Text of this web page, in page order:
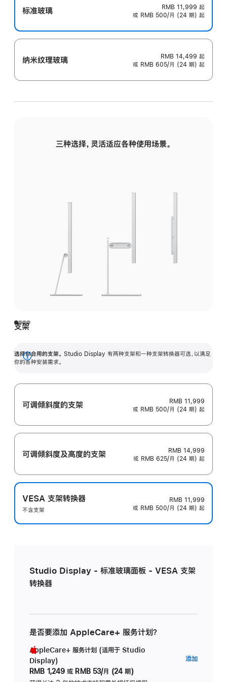
标准玻璃 RMB 11,999 起
或 RMB 500/月 (24 期) 起
纳米纹理玻璃 RMB 14,499 起
或 RMB 605/月 (24 期) 起
三种选择，灵活适应各种使用场景。
支架
选择你合用的支架。 Studio Display 有两种支架和一种支架转换器可选，以满足
你的各种安装需求。
展
可调倾斜度的支架
RMB 11,999
或 RMB 500/月 (24 期) 起
可调倾斜度及高‍度的支‍架
RMB 14,999
或 RMB 625/月 (24 期) 起
VESA 支架转换器
不含支架
RMB 11,999
或 RMB 500/月 (24 期) 起
Studio Display - 标准玻璃面板 - VESA 支架
转换器
是否要添加 AppleCare+ 服务计划？
AppleCare+ 服务计划 (适用于 Studio
Display)
RMB 1,249 或 RMB 53/月 (24 期)
添加